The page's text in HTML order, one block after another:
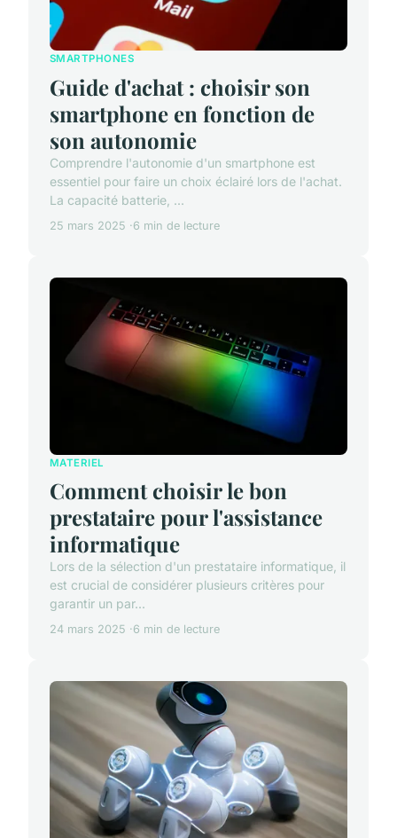
SMARTPHONES
Guide d'achat : choisir son
smartphone en fonction de
son autonomie
Comprendre l'autonomie d'un smartphone est
essentiel pour faire un choix éclairé lors de l'achat.
La capacité batterie, ...
25 mars 2025 6 min de lecture
MATERIEL
Comment choisir le bon
prestataire pour l'assistance
informatique
Lors de la sélection d'un prestataire informatique, il
est crucial de considérer plusieurs critères pour
garantir un par...
24 mars 2025 6 min de lecture